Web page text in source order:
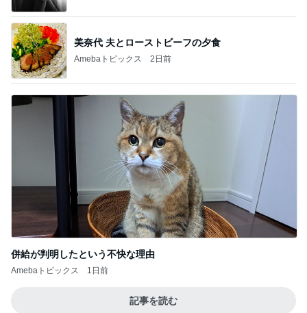
美奈代 夫とローストビーフの夕食
Amebaトピックス 2日前
併給が判明したという不快な理由
Amebaトピックス 1日前
記事を読む